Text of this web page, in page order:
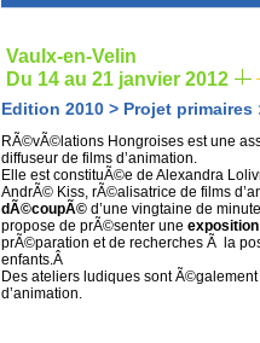
Vaulx-en-Velin
Du 14 au 21 janvier 2012
Edition 2010 > Projet primaires
RÃ©vÃ©lations Hongroises est une
diffuseur de films d’animation.
Elle est constituÃ©e de Alexandra
AndrÃ© Kiss, rÃ©alisatrice de films
dÃ©coupÃ© d’une vingtaine de
propose de prÃ©senter une
prÃ©paration et de recherches Ã la
enfants.Â
Des ateliers ludiques sont
d’animation.